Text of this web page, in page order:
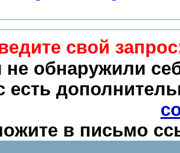
свой
обнаружили
есть
в письмо